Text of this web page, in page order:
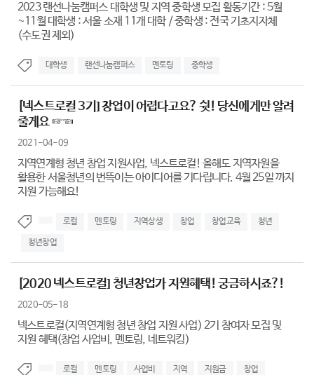
2023 랜선나눔캠퍼스 대학생 및 지역 중학생 모집 활동기간 : 5월
~11월 대학생 : 서울 소재 11개 대학 / 중학생 : 전국 기초지자체
(수도권 제외)
대학생 랜선나눔캠퍼스 멘토링 중학생
[넥스트로컬 3기] 창업이 어렵다고요? 쉿! 당신에게만 알려
줄게요 ☞☜
2021-04-09
지역연계형 청년 창업 지원사업, 넥스트로컬! 올해도 지역자원을
활용한 서울청년의 번뜩이는 아이디어를 기다립니다. 4월 25일 까지
지원 가능해요!
로컬 멘토링 지역상생 창업 창업교육 청년
청년창업
[2020 넥스트로컬] 청년창업가 지원혜택! 궁금하시죠?!
2020-05-18
넥스트로컬(지역연계형 청년 창업 지원 사업) 2기 참여자 모집 및
지원 혜택(창업 사업비, 멘토링, 네트워킹)
로컬 멘토링 사업비 지역 지원금 창업